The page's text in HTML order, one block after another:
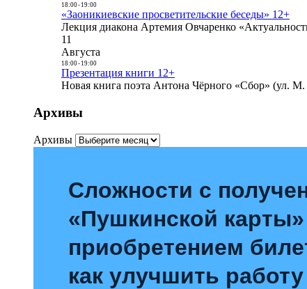
18:00- 19:00
«Заоникиевские просветительские беседы» 12+
Лекция диакона Артемия Овчаренко
11
Августа
18:00- 19:00
Презентация книги 12+
Новая книга поэта Антона Чёрного «Сбор» (ул.
Архивы
Архивы
Сложности с
«Пушкинской
приобретением
как улучшить